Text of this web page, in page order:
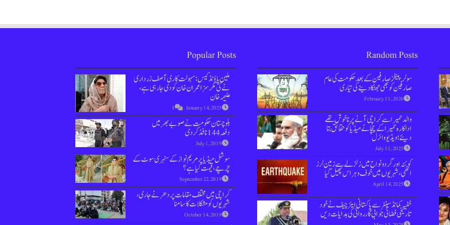
Popular Posts
ملین پاؤنڈ کیس : سہولت کاری آصف زرداری
نے کی مگر سزا عمران خان کو دی جارہی ہے،
علیمہ خان
January 14, 2025
1
بلوچستان حکومت نے صوبے بھر میں
دفعہ 144 نافذ کردی
July 1, 2019
سوشل میڈیا پر مریم نواز کے سنہری سوٹ کے
چرچے، قیمت کیا ہے؟
September 22, 2019
کراچی میں مختلف مقامات پر دھرنے جاری،
شہریوں کو مشکلات کا سامنا
October 14, 2019
Random Posts
سولر پینلز صارفین کے بعد حکومت کی عام
صارفین کو بھی جھٹکا دینے کی تیاری
February 11, 2026
والد حمیرا سے کراچی آنے پر ناخوش تھے
اداکارہ حمیرا کے چچا نے میڈیا کو حقائق بتا
دیئے؛ ویڈیو وائرل
July 11, 2025
کوئٹہ اور گردونواح میں زلزلے سے زمین لرز
اٹھی، شہریوں میں خوف و ہراس پھیل گیا
April 14, 2025
خفیہ کمانڈ سینٹر سے پاکستانی ایئر چیف نےخود
تاریخی فضائی جوابی کارروائی کی ہدایات دیں